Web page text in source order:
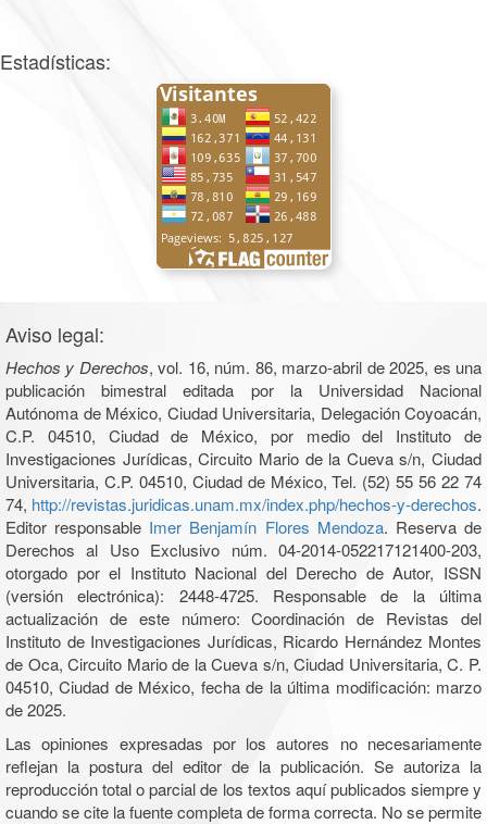
Estadísticas:
Aviso legal:
Hechos y Derechos, vol. 16, núm. 86, marzo-abril de 2025, es una
publicación bimestral editada por la Universidad Nacional
Autónoma de México, Ciudad Universitaria, Delegación Coyoacán,
C.P. 04510, Ciudad de México, por medio del Instituto de
Investigaciones Jurídicas, Circuito Mario de la Cueva s/n, Ciudad
Universitaria, C.P. 04510, Ciudad de México, Tel. (52) 55 56 22 74
74, http://revistas.juridicas.unam.mx/index.php/hechos-y-derechos.
Editor responsable Imer Benjamín Flores Mendoza. Reserva de
Derechos al Uso Exclusivo núm. 04-2014-052217121400-203,
otorgado por el Instituto Nacional del Derecho de Autor, ISSN
(versión electrónica): 2448-4725. Responsable de la última
actualización de este número: Coordinación de Revistas del
Instituto de Investigaciones Jurídicas, Ricardo Hernández Montes
de Oca, Circuito Mario de la Cueva s/n, Ciudad Universitaria, C. P.
04510, Ciudad de México, fecha de la última modificación: marzo
de 2025.
Las opiniones expresadas por los autores no necesariamente
reflejan la postura del editor de la publicación. Se autoriza la
reproducción total o parcial de los textos aquí publicados siempre y
cuando se cite la fuente completa de forma correcta. No se permite